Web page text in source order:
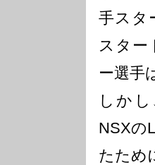
手スタ
スター
ー選手
しか
NSXの
たため